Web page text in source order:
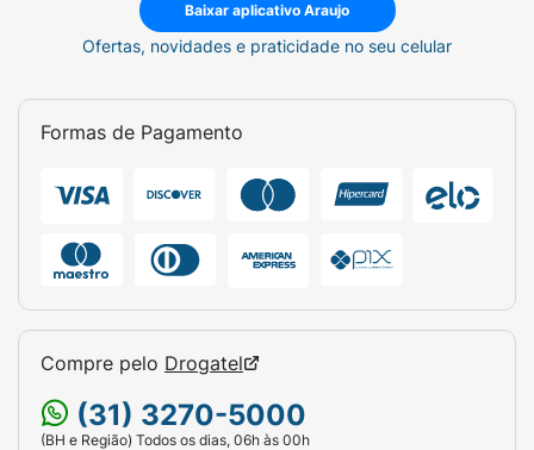
Baixar aplicativo Araujo
Ofertas, novidades e praticidade no seu celular
Formas de Pagamento
Compre pelo Drogatel
(31) 3270-5000
(BH e Região) Todos os dias, 06h às 00h